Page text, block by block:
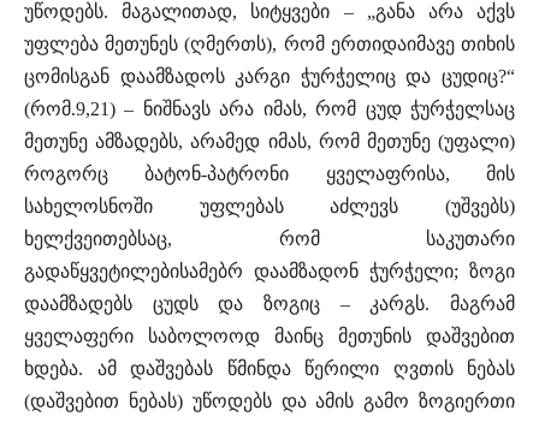
უწოდებს. მაგალითად, სიტყვები – „განა არა აქვს
უფლება მეთუნეს (ღმერთს), რომ ერთიდაიმავე თიხის
ცომისგან დაამზადოს კარგი ჭურჭელიც და ცუდიც?“
(რომ.9,21) – ნიშნავს არა იმას, რომ ცუდ ჭურჭელსაც
მეთუნე ამზადებს, არამედ იმას, რომ მეთუნე (უფალი)
როგორც ბატონ-პატრონი ყველაფრისა, მის
სახელოსნოში უფლებას აძლევს (უშვებს)
ხელქვეითებსაც, რომ საკუთარი
გადაწყვეტილებისამებრ დაამზადონ ჭურჭელი; ზოგი
დაამზადებს ცუდს და ზოგიც – კარგს. მაგრამ
ყველაფერი საბოლოოდ მაინც მეთუნის დაშვებით
ხდება. ამ დაშვებას წმინდა წერილი ღვთის ნებას
(დაშვებით ნებას) უწოდებს და ამის გამო ზოგიერთი